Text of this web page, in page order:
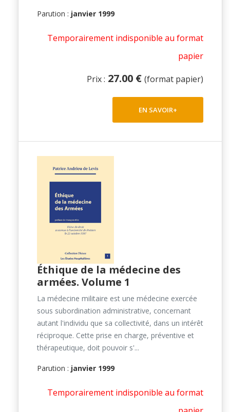
Parution : janvier 1999
Temporairement indisponible au format
papier
Prix : 27.00 € (format papier)
EN SAVOIR+
Éthique de la médecine des
armées. Volume 1
La médecine militaire est une médecine exercée
sous subordination administrative, concernant
autant l'individu que sa collectivité, dans un intérêt
réciproque. Cette prise en charge, préventive et
thérapeutique, doit pouvoir s'...
Parution : janvier 1999
Temporairement indisponible au format